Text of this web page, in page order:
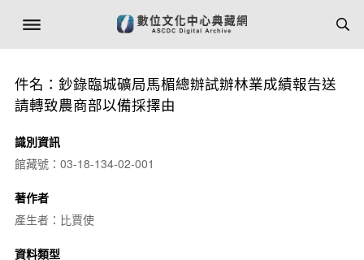
件名：鈔錄臨城礦局馬楣總辦試辦林業成績報告送
請轉致農商部以備採擇由
識別資訊
館藏號：03-18-134-02-001
著作者
產生者：比賈使
資料類型